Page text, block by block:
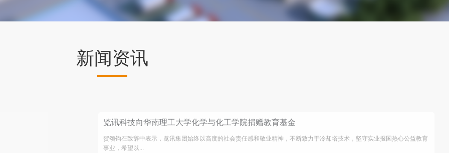
新闻资讯
览讯科技向华南理工大学化学与化工学院捐赠教育基金
贺颂钧在致辞中表示，览讯集团始终以高度的社会责任感和敬业精神，不断致力于冷却塔技术，坚守实业报国热心公益教育
事业，希望以...